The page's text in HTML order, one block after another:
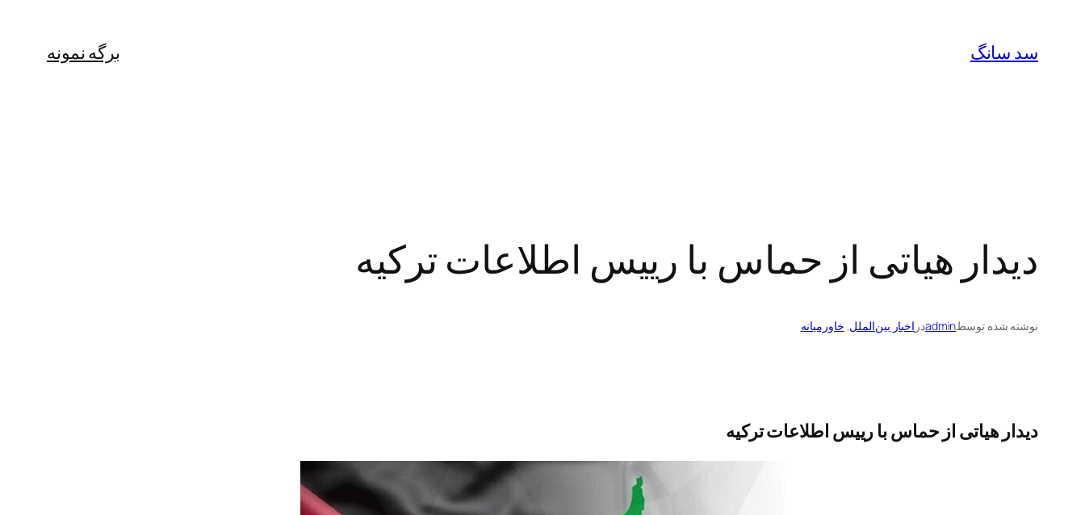
سد سانگ برگه نمونه
دیدار هیاتی از حماس با رییس اطلاعات ترکیه
نوشته شده توسطadminدر اخبار بین‌الملل, خاورمیانه
دیدار هیاتی از حماس با رییس اطلاعات ترکیه